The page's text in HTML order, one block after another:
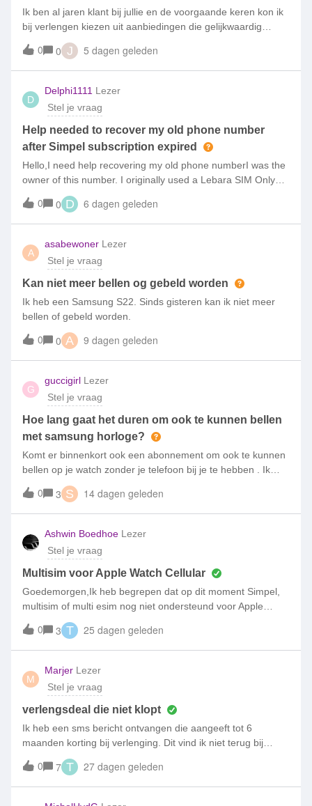
Ik ben al jaren klant bij jullie en de voorgaande keren kon ik
bij verlengen kiezen uit aanbiedingen die gelijkwaardig
waren als nieuwe klanten.Nu krijg ik een aanbod van 2
maanden gratis terwijl nieuwe klanten maar liefst een
aanbieding krijgen van 12 maanden voor maar € 3,50.Ik ben
nu hard aan het denken om Simpel te gaan verlaten voor
een andere aanbieder , als reden is de waardering voor
vaste klanten.
0 0 J 5 dagen geleden
D
Delphi1111 Lezer
Stel je vraag
Help needed to recover my old phone number
after Simpel subscription expired
Hello,I need help recovering my old phone numberI was the
owner of this number. I originally used a Lebara SIM Only
subscription from 2023. After finishing my Lebara contract, I
transferred the number to Simpel.My Simpel subscription
has now expired, and I no longer have access to the SIM
card, but I need to recover this number because it is
connected to my Google account and other important
services.I can provide proof of ownership, including invoices
from Lebara and Simpel, my personal details and previous
contract information.Could you please tell me if it is possible
to reactivate this number or get a replacement SIM/eSIM
0 0 D 6 dagen geleden
A
asabewoner Lezer
Stel je vraag
Kan niet meer bellen og gebeld worden
Ik heb een Samsung S22. Sinds gisteren kan ik niet meer
bellen of gebeld worden.
0 0 A 9 dagen geleden
G
guccigirl Lezer
Stel je vraag
Hoe lang gaat het duren om ook te kunnen bellen
met samsung horloge?
Komt er binnenkort ook een abonnement om ook te kunnen
bellen op je watch zonder je telefoon bij je te hebben . Ik
vindt sim only een super provider maar ben toch van plan
helaas naar een ander te gaan voor het bellen op mijn
Watch8
0 3 S 14 dagen geleden
Ashwin Boedhoe Lezer
Stel je vraag
Multisim voor Apple Watch Cellular
Goedemorgen,Ik heb begrepen dat op dit moment Simpel,
multisim of multi esim nog niet ondersteund voor Apple
Watch Cellular. Ik heb maandag de nieuws apple watch
cellular gekocht. Zijn er wel plannen vanuit simpel om dit
aan te bieden op een gegeven moment? Zeker nu esim en
smartwatches toenemen
0 3 T 25 dagen geleden
M
Marjer Lezer
Stel je vraag
verlengsdeal die niet klopt
Ik heb een sms bericht ontvangen die aangeeft tot 6
maanden korting bij verlenging. Dit vind ik niet terug bij
verlengingdeals (bij geen enkele deal, maximaal 2 maanden
korting). Daarnaast staat er: "Genoemde prijzen gelden in
combinatie met een tweejarig Sim Only abonnement. Bellen
in de EU gaat uit je bundel, alleen voor bellen en sms’en van
0 7 T 27 dagen geleden